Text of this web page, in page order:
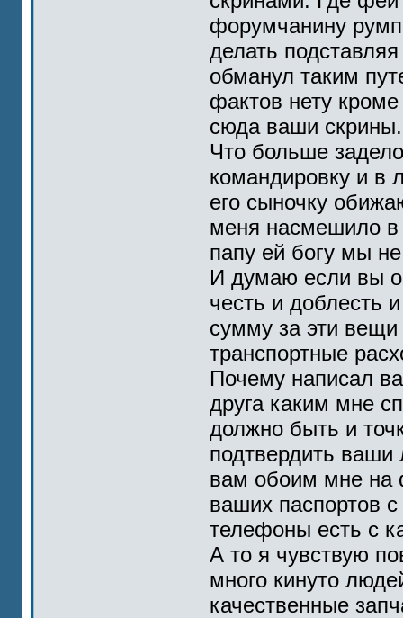
форумчанину
делать
обманул таким
фактов нету
сюда ваши скрины.
Что больше
командировку и в
его сыночку
меня насмешило в
папу ей богу мы
И думаю если вы
честь и доблесть
сумму за эти
транспортные
Почему написал
друга каким мне
должно быть и
подтвердить
вам обоим мне на
ваших паспортов
телефоны есть с
А то я чувствую
много кинуто
качественные